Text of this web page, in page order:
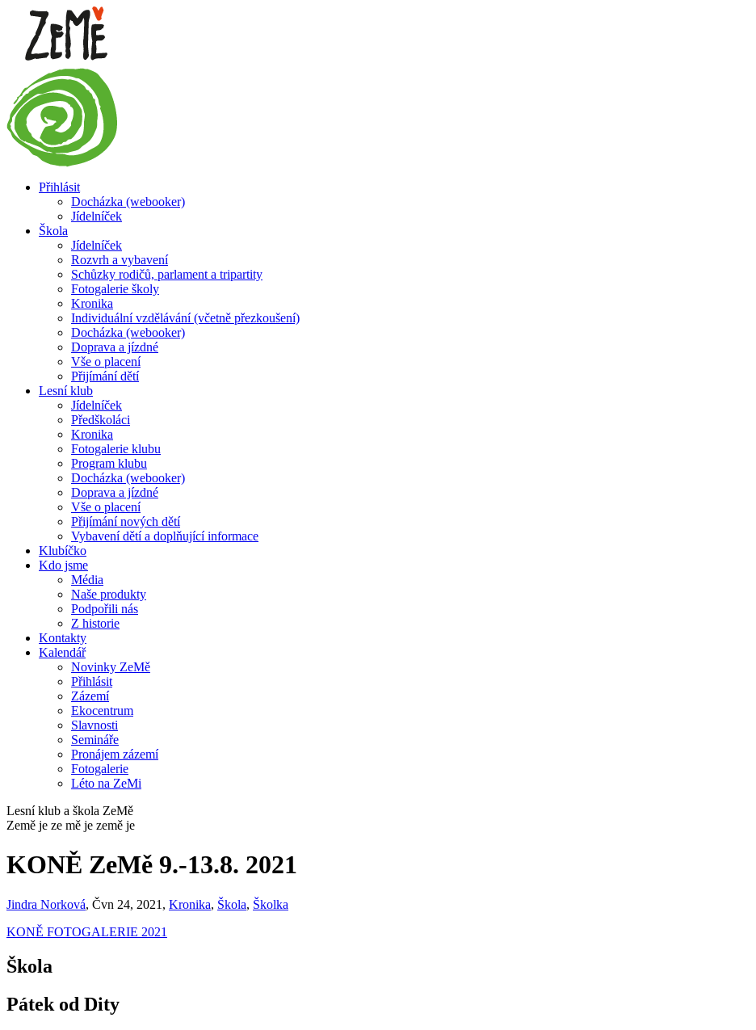
Přihlásit
Docházka (webooker)
Jídelníček
Škola
Jídelníček
Rozvrh a vybavení
Schůzky rodičů, parlament a tripartity
Fotogalerie školy
Kronika
Individuální vzdělávání (včetně přezkoušení)
Docházka (webooker)
Doprava a jízdné
Vše o placení
Přijímání dětí
Lesní klub
Jídelníček
Předškoláci
Kronika
Fotogalerie klubu
Program klubu
Docházka (webooker)
Doprava a jízdné
Vše o placení
Přijímání nových dětí
Vybavení dětí a doplňující informace
Klubíčko
Kdo jsme
Média
Naše produkty
Podpořili nás
Z historie
Kontakty
Kalendář
Novinky ZeMě
Přihlásit
Zázemí
Ekocentrum
Slavnosti
Semináře
Pronájem zázemí
Fotogalerie
Léto na ZeMi
Lesní klub a škola ZeMě
Země je ze mě je země je
KONĚ ZeMě 9.-13.8. 2021
Jindra Norková, Čvn 24, 2021, Kronika, Škola, Školka
KONĚ FOTOGALERIE 2021
Škola
Pátek od Dity